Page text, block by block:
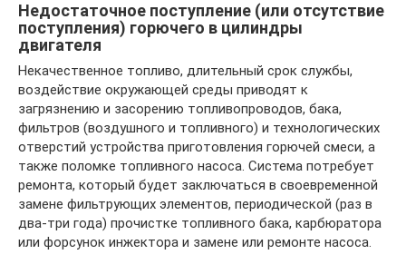
Недостаточное поступление (или отсутствие
поступления) горючего в цилиндры
двигателя
Некачественное топливо, длительный срок службы,
воздействие окружающей среды приводят к
загрязнению и засорению топливопроводов, бака,
фильтров (воздушного и топливного) и технологических
отверстий устройства приготовления горючей смеси, а
также поломке топливного насоса. Система потребует
ремонта, который будет заключаться в своевременной
замене фильтрующих элементов, периодической (раз в
два-три года) прочистке топливного бака, карбюратора
или форсунок инжектора и замене или ремонте насоса.